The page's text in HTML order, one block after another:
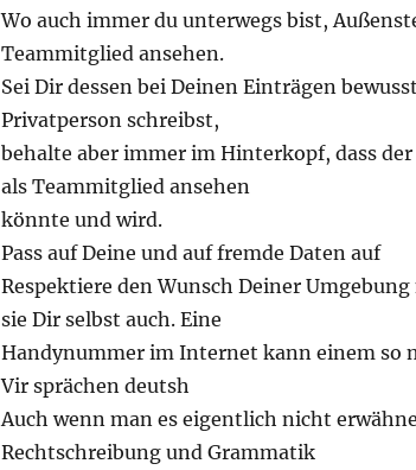
Wo auch immer du unterwegs bist,
Teammitglied ansehen.
Sei Dir dessen bei Deinen Einträgen
Privatperson schreibst,
behalte aber immer im Hinterkopf, dass
als Teammitglied ansehen
könnte und wird.
Pass auf Deine und auf fremde Daten auf
Respektiere den Wunsch Deiner
sie Dir selbst auch. Eine
Handynummer im Internet kann einem so
Vir sprächen deutsh
Auch wenn man es eigentlich nicht
Rechtschreibung und Grammatik